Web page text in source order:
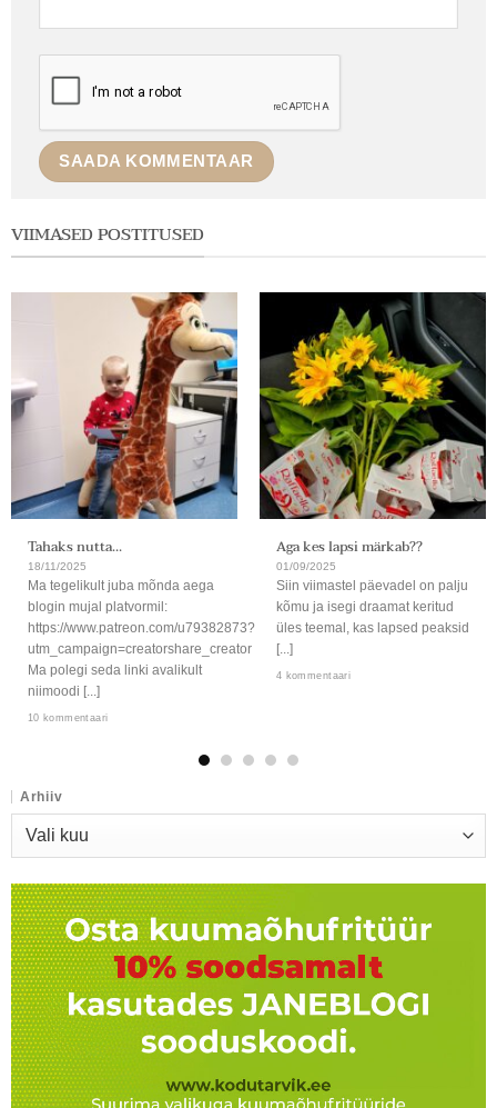
VIIMASED POSTITUSED
Tahaks nutta…
18/11/2025
Ma tegelikult juba mõnda aega
blogin mujal platvormil:
https://www.patreon.com/u79382873?
utm_campaign=creatorshare_creator
Ma polegi seda linki avalikult
niimoodi [...]
10 kommentaari
Aga kes lapsi märkab??
01/09/2025
Siin viimastel päevadel on palju
kõmu ja isegi draamat keritud
üles teemal, kas lapsed peaksid
[...]
4 kommentaari
Arhiiv
Arhiiv